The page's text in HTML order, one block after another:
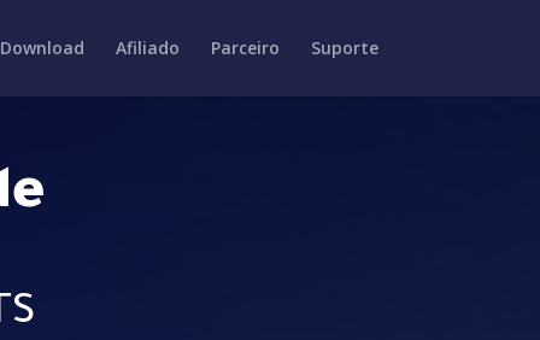
Download Afiliado Parceiro Suporte